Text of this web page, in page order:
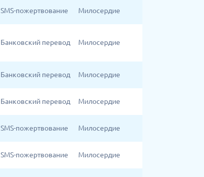
SMS-пожертвование Милосердие
Банковский перевод Милосердие
Банковский перевод Милосердие
Банковский перевод Милосердие
SMS-пожертвование Милосердие
SMS-пожертвование Милосердие